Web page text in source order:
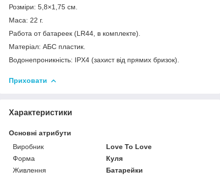
Розміри: 5,8×1,75 см.
Маса: 22 г.
Работа от батареек (LR44, в комплекте).
Матеріал: АБС пластик.
Водонепроникність: IPX4 (захист від прямих бризок).
Приховати
Характеристики
Основні атрибути
Виробник
Love To Love
Форма
Куля
Живлення
Батарейки